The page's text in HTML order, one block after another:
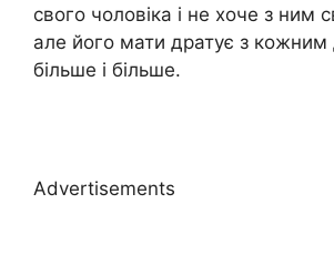
свого чоловіка і не хоче з ним
але його мати дратує з кожним
більше і більше.
Advertisements